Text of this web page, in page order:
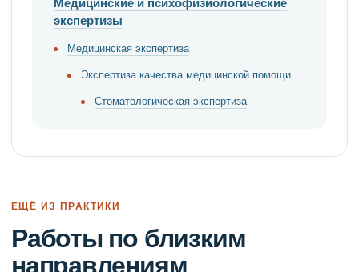
Медицинские и психофизиологические
экспертизы
Медицинская экспертиза
Экспертиза качества медицинской помощи
Стоматологическая экспертиза
ЕЩЁ ИЗ ПРАКТИКИ
Работы по близким